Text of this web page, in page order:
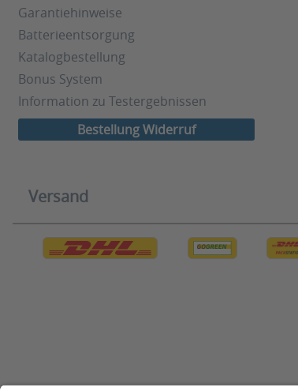
Garantiehinweise
Batterieentsorgung
Katalogbestellung
Bonus System
Information zu Testergebnissen
Bestellung Widerruf
Versand